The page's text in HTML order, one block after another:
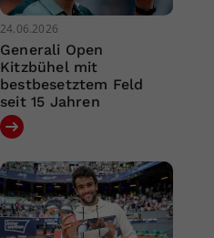
24.06.2026
Generali Open
Kitzbühel mit
bestbesetztem Feld
seit 15 Jahren